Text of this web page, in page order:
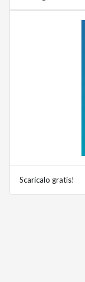
Scaricalo gratis!